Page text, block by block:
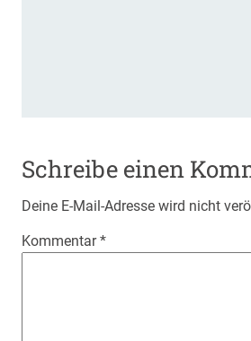
Schreibe einen
Deine E-Mail-Adresse wird nicht
Kommentar*